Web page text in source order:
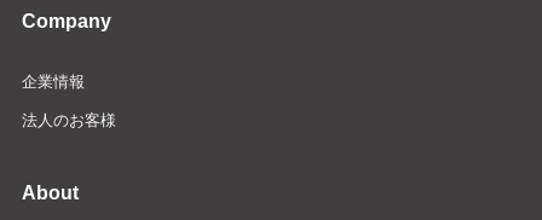
Company
企業情報
法人のお客様
About